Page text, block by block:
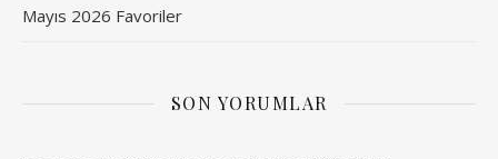
Mayıs 2026 Favoriler
SON YORUMLAR